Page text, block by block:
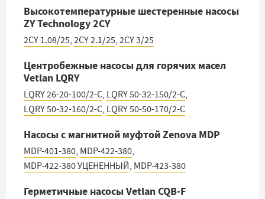
Высокотемпературные шестеренные насосы
ZY Technology 2CY
2CY 1.08/25, 2CY 2.1/25, 2CY 3/25
Центробежные насосы для горячих масел
Vetlan LQRY
LQRY 26-20-100/2-C, LQRY 50-32-150/2-C,
LQRY 50-32-160/2-C, LQRY 50-50-170/2-C
Насосы с магнитной муфтой Zenova MDP
MDP-401-380, MDP-422-380,
MDP-422-380 УЦЕНЕННЫЙ, MDP-423-380
Герметичные насосы Vetlan CQB-F